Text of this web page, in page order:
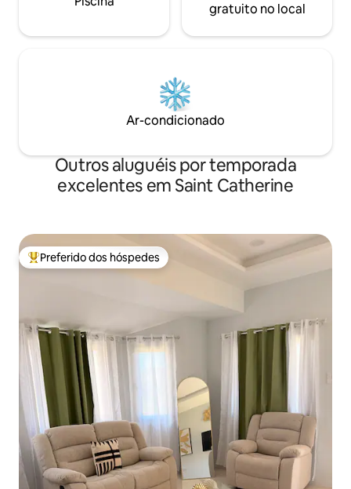
gratuito no local
Ar-condicionado
Outros aluguéis por temporada
excelentes em Saint Catherine
Entre os melhores preferidos dos hóspedes
Preferido dos hóspedes